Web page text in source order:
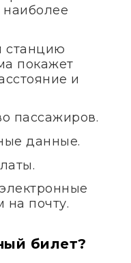
станцию
покажет
и
пассажиров.
данные.
на почту.
билет?